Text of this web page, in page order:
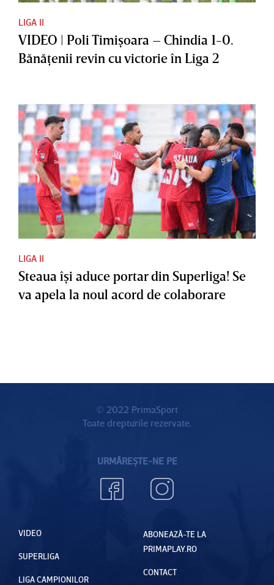
LIGA II
VIDEO | Poli Timişoara – Chindia 1-0.
Bănăţenii revin cu victorie în Liga 2
LIGA II
Steaua îşi aduce portar din Superliga! Se
va apela la noul acord de colaborare
© 2022 PrimaSport
Toate drepturile rezervate.
URMĂREȘTE-NE PE
VIDEO
SUPERLIGA
LIGA CAMPIONILOR
ABONEAZĂ-TE LA
PRIMAPLAY.RO
CONTACT